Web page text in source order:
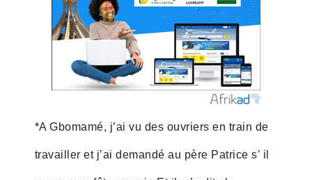
*A Gbomamé, j’ai vu des ouvriers en train de
travailler et j’ai demandé au père Patrice s’ il